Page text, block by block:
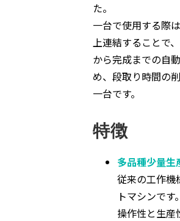
た。
一台で使用する際
上連結することで
から完成までの自
め、段取り時間の
一台です。
特徴
多品種少量生
従来の工作機
トマシンで
操作性と生